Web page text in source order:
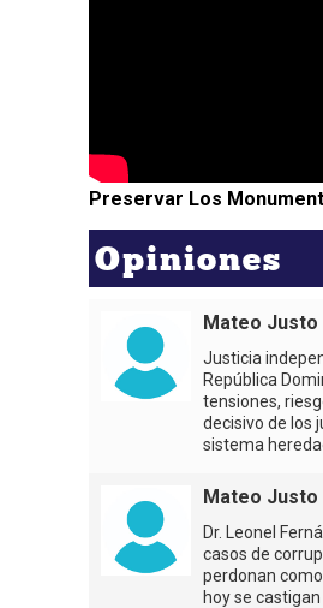
Preservar Los
Opiniones
Mateo Justo
Justicia
República
tensiones,
decisivo de los
sistema
Mateo Justo
Dr. Leonel
casos de
perdonan
hoy se castigan